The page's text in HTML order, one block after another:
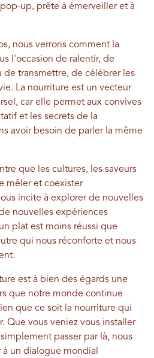
up, prête à émerveiller et à
nous verrons comment la
l'occasion de ralentir, de
de transmettre, de célébrer les
La nourriture est un vecteur
car elle permet aux convives
et les secrets de la
avoir besoin de parler la même
que les cultures, les saveurs
mêler et coexister
incite à explorer de nouvelles
nouvelles expériences
plat est moins réussi que
qui nous réconforte et nous
est à bien des égards une
que notre monde continue
que ce soit la nourriture qui
Que vous veniez vous installer
passer par là, nous
un dialogue mondial